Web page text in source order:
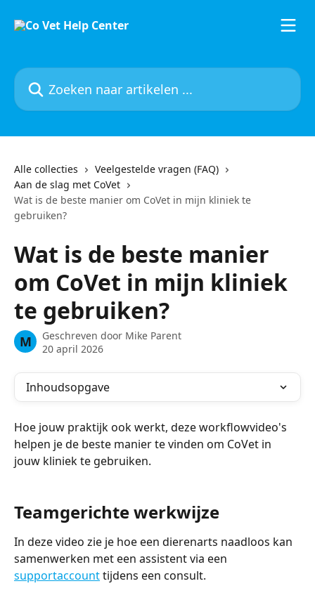
Zoeken naar artikelen ...
Alle collecties
Veelgestelde vragen (FAQ)
Aan de slag met CoVet
Wat is de beste manier om CoVet in mijn kliniek te
gebruiken?
Wat is de beste manier
om CoVet in mijn kliniek
te gebruiken?
M Geschreven door Mike Parent
20 april 2026
Inhoudsopgave
Hoe jouw praktijk ook werkt, deze workflowvideo's
helpen je de beste manier te vinden om CoVet in
jouw kliniek te gebruiken.
Teamgerichte werkwijze
In deze video zie je hoe een dierenarts naadloos kan
samenwerken met een assistent via een
supportaccount tijdens een consult.